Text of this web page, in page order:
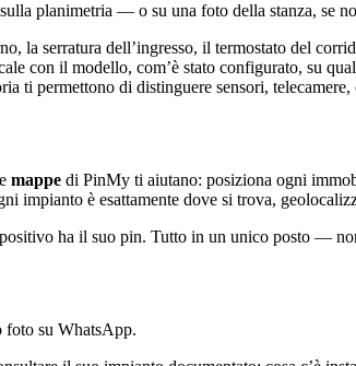
planimetria — o su una foto della stanza, se
la serratura dell’ingresso, il termostato del
con il modello, com’è stato configurato, su
ti permettono di distinguere sensori,
mappe di PinMy ti aiutano: posiziona ogni
impianto è esattamente dove si trova,
ha il suo pin. Tutto in un unico posto —
foto su WhatsApp.